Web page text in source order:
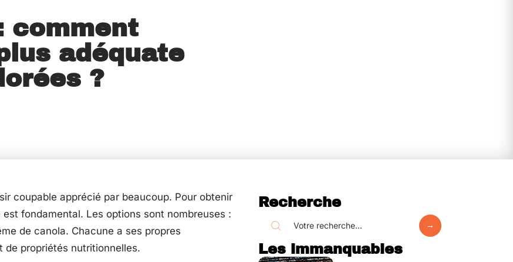
comment
adéquate
?
coupable apprécié par beaucoup. Pour obtenir
fondamental. Les options sont nombreuses :
de canola. Chacune a ses propres
propriétés nutritionnelles.
Recherche
Les immanquables